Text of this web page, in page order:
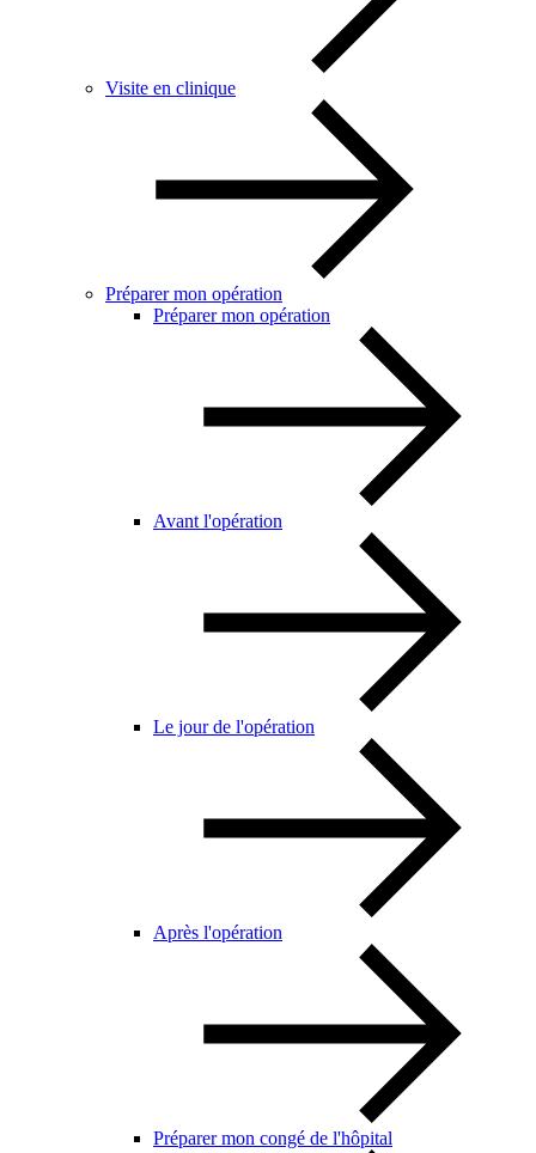
Visite en clinique
Préparer mon opération
Préparer mon opération
Avant l'opération
Le jour de l'opération
Après l'opération
Préparer mon congé de l'hôpital